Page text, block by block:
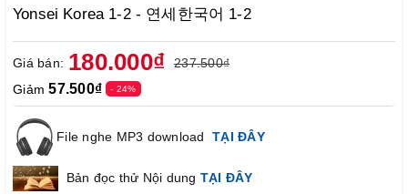
Yonsei Korea 1-2 - 연세한국어 1-2
Giá bán: 180.000₫
237.500₫
Giảm57.500₫ - 24%
File nghe MP3 download TẠI ĐÂY
Bản đọc thử Nội dung TẠI ĐÂY